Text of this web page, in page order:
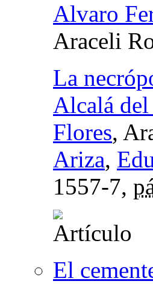
Alvaro
Araceli
La
Alcalá
Flores,
Ariza,
1557-7,
El